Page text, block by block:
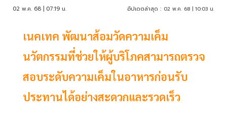
02 พ.ค. 68 | 07:19 น. อัปเดตล่าสุด : 02 พ.ค. 68 | 10:03 น.
เนคเทค พัฒนาส้อมวัดความเค็ม
นวัตกรรมที่ช่วยให้ผู้บริโภคสามารถตรวจ
สอบระดับความเค็มในอาหารก่อนรับ
ประทานได้อย่างสะดวกและรวดเร็ว